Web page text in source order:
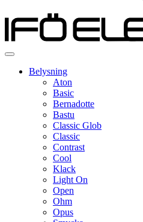
Belysning
Aton
Basic
Bernadotte
Bastu
Classic Glob
Classic
Contrast
Cool
Klack
Light On
Open
Ohm
Opus